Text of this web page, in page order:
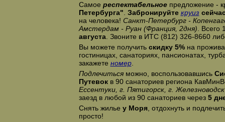
Самое респектабельноепредложение -
Петербурга" Забронируйте круиз
на человека! Санкт-Петербург -
Амстердам - Руан (Франция, 2дня) .
августа. Звоните в ИТС (812) 326-8660
Вы можете получить скидку 5%на
гостиницах, санаториях, пансионатах,
закажете номер.
Подлечитьсяможно, воспользовавшись
Путевокв 90 санаториев региона
Ессентуки, г. Пятигорск, г. Железноводск
заезд в любой из 90 санаториев через5
Снять жилье у Моря, отдохнуть и
просто!